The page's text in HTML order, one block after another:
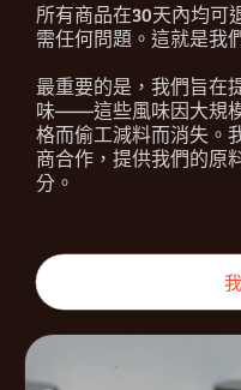
所有商品在30天內均可
需任何問題。這就是我
最重要的是，我們旨在
味——這些風味因大規
格而偷工減料而消失。
商合作，提供我們的原
分。